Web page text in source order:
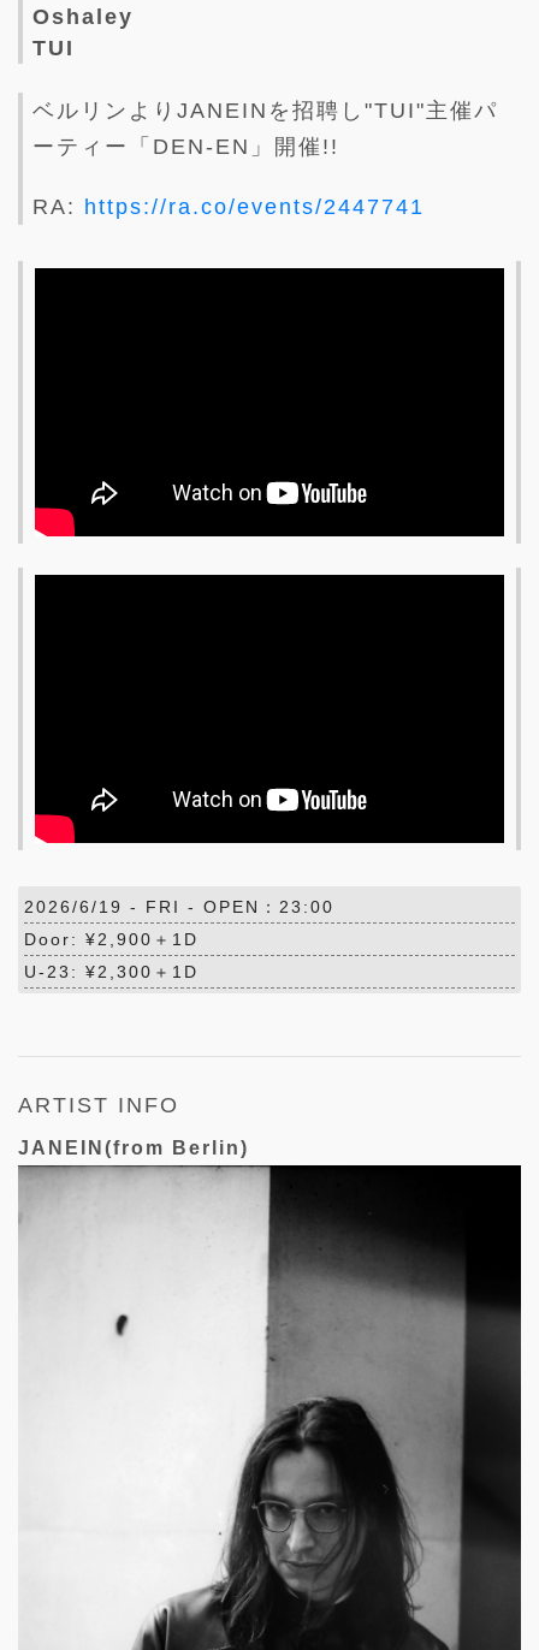
Oshaley
TUI
ベルリンよりJANEINを招聘し"TUI"主催パ
ーティー「DEN-EN」開催!!
RA: https://ra.co/events/2447741
2026/6/19 - FRI - OPEN：23:00
Door: ¥2,900＋1D
U-23: ¥2,300＋1D
ARTIST INFO
JANEIN(from Berlin)